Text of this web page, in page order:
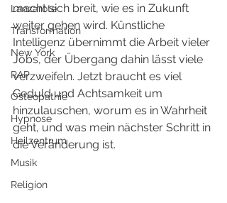
Lanzarote
Transformation
New York
RAP
Osteopathie
Hypnose
Heilzentrum
Musik
Religion
macht sich breit, wie es in Zukunft
weiter gehen wird. Künstliche
Intelligenz übernimmt die Arbeit vieler
Jobs, der Übergang dahin lässt viele
verzweifeln. Jetzt braucht es viel
Geduld und Achtsamkeit um
hinzulauschen, worum es in Wahrheit
geht, und was mein nächster Schritt in
die Veränderung ist.